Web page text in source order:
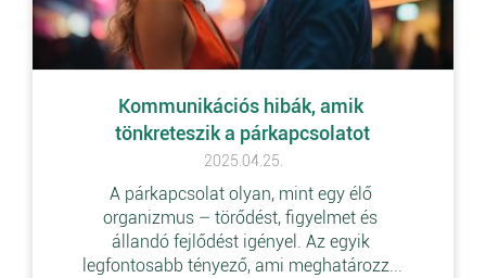
Kommunikációs hibák, amik
tönkreteszik a párkapcsolatot
2025.04.25.
A párkapcsolat olyan, mint egy élő
organizmus – törődést, figyelmet és
állandó fejlődést igényel. Az egyik
legfontosabb tényező, ami meghatározz...